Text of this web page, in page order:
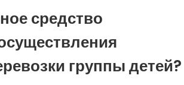
средство
группы детей?